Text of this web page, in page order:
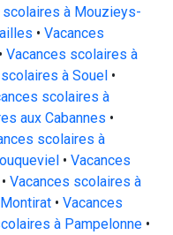
scolaires à Mouzieys-
• Vacances
• Vacances scolaires à
à Souel •
scolaires à
aux Cabannes •
scolaires à
• Vacances
• Vacances scolaires à
• Vacances
à Pampelonne •